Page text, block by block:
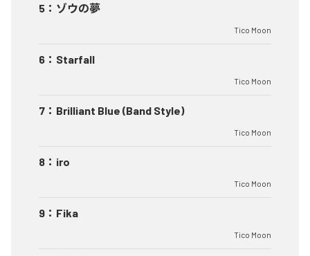
5 ： ゾウの夢
Tico Moon
6 ： Starfall
Tico Moon
7 ： Brilliant Blue (Band Style)
Tico Moon
8 ： iro
Tico Moon
9 ： Fika
Tico Moon